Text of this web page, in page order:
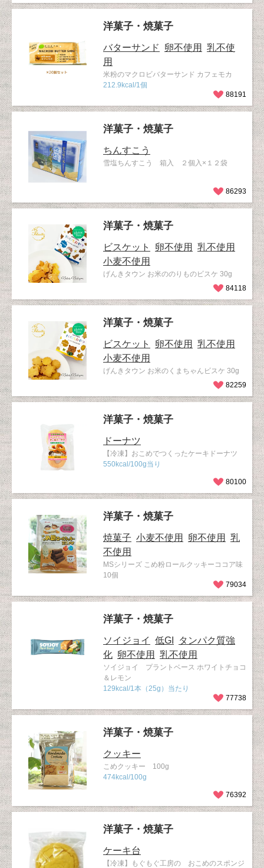
洋菓子・焼菓子
バターサンド 卵不使用
乳不使
用
米粉のマクロビバターサンド カフェモカ
212.9kcal/1個
88191
洋菓子・焼菓子
ちんすこう
雪塩ちんすこう 箱入 ２個入×１２袋
86293
洋菓子・焼菓子
ビスケット 卵不使用
乳不使用
小麦不使用
げんきタウン お米ののりものビスケ 30g
84118
洋菓子・焼菓子
ビスケット 卵不使用
乳不使用
小麦不使用
げんきタウン お米のくまちゃんビスケ 30g
82259
洋菓子・焼菓子
ドーナツ
【冷凍】おこめでつくったケーキドーナツ
550kcal/100g当り
80100
洋菓子・焼菓子
焼菓子 小麦不使用 卵不使用
乳
不使用
MSシリーズ こめ粉ロールクッキーココア味
10個
79034
洋菓子・焼菓子
ソイジョイ 低GI
タンパク質強
化 卵不使用 乳不使用
ソイジョイ プラントベース ホワイトチョコ
＆レモン
129kcal/1本（25g）当たり
77738
洋菓子・焼菓子
クッキー
こめクッキー 100g
474kcal/100g
76392
洋菓子・焼菓子
ケーキ台
【冷凍】もぐもぐ工房の おこめのスポンジ